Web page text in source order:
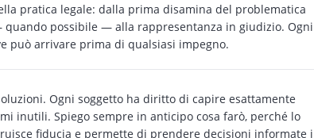
pratica legale: dalla prima disamina del problematica
possibile — alla rappresentanza in giudizio. Ogni
può arrivare prima di qualsiasi impegno.
Ogni soggetto ha diritto di capire esattamente
inutili. Spiego sempre in anticipo cosa farò, perché lo
fiducia e permette di prendere decisioni informate